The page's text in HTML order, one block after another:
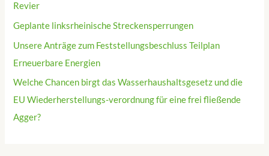
Revier
Geplante linksrheinische Streckensperrungen
Unsere Anträge zum Feststellungsbeschluss Teilplan
Erneuerbare Energien
Welche Chancen birgt das Wasserhaushaltsgesetz und die
EU Wiederherstellungs-verordnung für eine frei fließende
Agger?